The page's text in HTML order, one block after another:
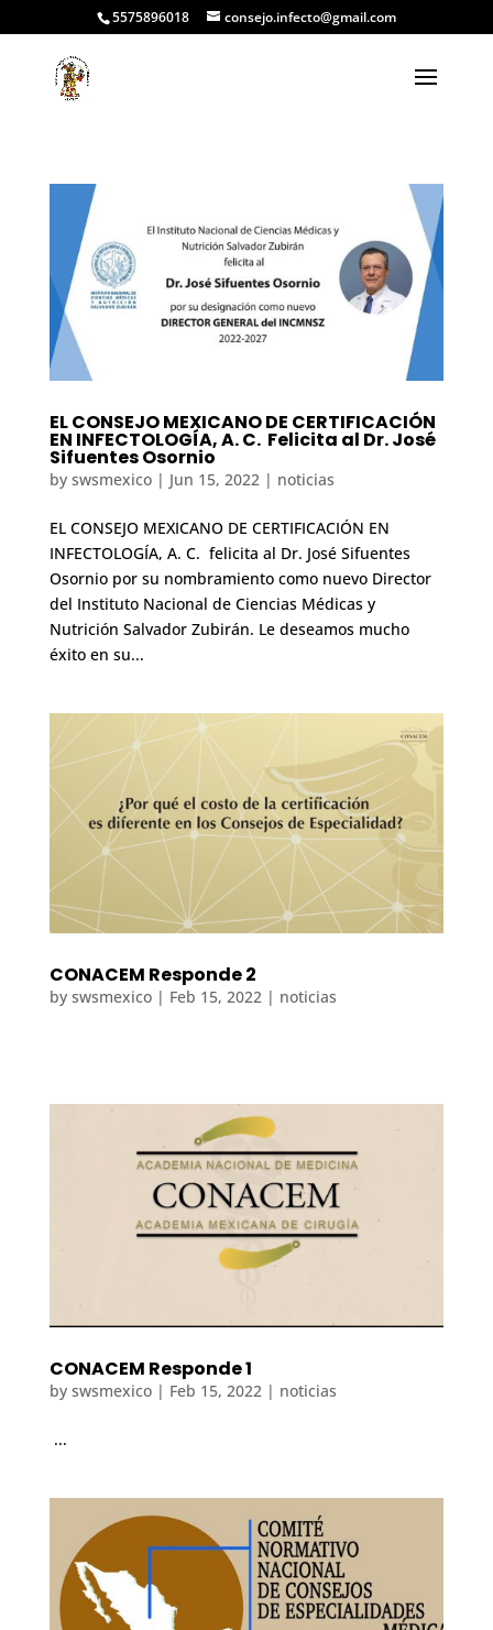
5575896018 consejo.infecto@gmail.com
EL CONSEJO MEXICANO DE CERTIFICACIÓN
EN INFECTOLOGÍA, A. C. Felicita al Dr. José
Sifuentes Osornio
by swsmexico| Jun 15, 2022| noticias
EL CONSEJO MEXICANO DE CERTIFICACIÓN EN
INFECTOLOGÍA, A. C. felicita al Dr. José Sifuentes
Osornio por su nombramiento como nuevo Director
del Instituto Nacional de Ciencias Médicas y
Nutrición Salvador Zubirán. Le deseamos mucho
éxito en su...
CONACEM Responde 2
by swsmexico| Feb 15, 2022 | noticias
CONACEM Responde 1
by swsmexico| Feb 15, 2022| noticias
...